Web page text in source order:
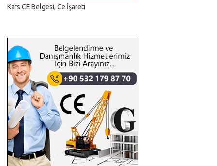
Kars CE Belgesi, Ce İşareti